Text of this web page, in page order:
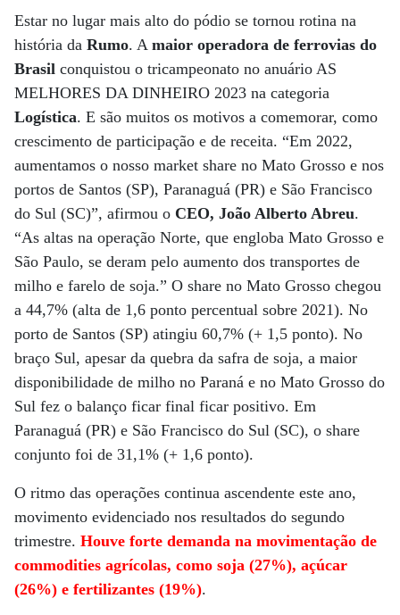
Estar no lugar mais alto do pódio se tornou rotina na
história da Rumo. A maior operadora de ferrovias do
Brasil conquistou o tricampeonato no anuário AS
MELHORES DA DINHEIRO 2023 na categoria
Logística. E são muitos os motivos a comemorar, como
crescimento de participação e de receita. “Em 2022,
aumentamos o nosso market share no Mato Grosso e nos
portos de Santos (SP), Paranaguá (PR) e São Francisco
do Sul (SC)”, afirmou o CEO, João Alberto Abreu.
“As altas na operação Norte, que engloba Mato Grosso e
São Paulo, se deram pelo aumento dos transportes de
milho e farelo de soja.” O share no Mato Grosso chegou
a 44,7% (alta de 1,6 ponto percentual sobre 2021). No
porto de Santos (SP) atingiu 60,7% (+ 1,5 ponto). No
braço Sul, apesar da quebra da safra de soja, a maior
disponibilidade de milho no Paraná e no Mato Grosso do
Sul fez o balanço ficar final ficar positivo. Em
Paranaguá (PR) e São Francisco do Sul (SC), o share
conjunto foi de 31,1% (+ 1,6 ponto).
O ritmo das operações continua ascendente este ano,
movimento evidenciado nos resultados do segundo
trimestre. Houve forte demanda na movimentação de
commodities agrícolas, como soja (27%), açúcar
(26%) e fertilizantes (19%).